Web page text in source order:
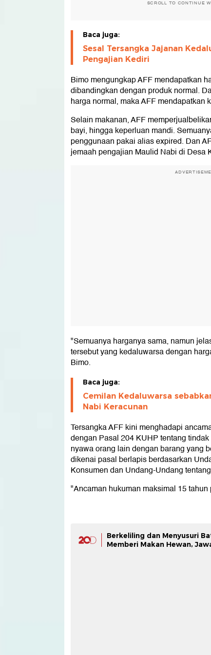
SCROLL TO CONTINUE
Baca juga:
Sesal Tersangka Jajanan
Pengajian Kediri
Bimo mengungkap AFF mendapatkan
dibandingkan dengan produk normal.
harga normal, maka AFF mendapatkan
Selain makanan, AFF
bayi, hingga keperluan mandi.
penggunaan pakai alias expired. Dan
jemaah pengajian Maulid Nabi di Desa
"Semuanya harganya sama, namun
tersebut yang kedaluwarsa dengan
Bimo.
Baca juga:
Cemilan Kedaluwarsa
Nabi Keracunan
Tersangka AFF kini menghadapi
dengan Pasal 204 KUHP tentang
nyawa orang lain dengan barang yang
dikenai pasal berlapis berdasarkan
Konsumen dan Undang-Undang
"Ancaman hukuman maksimal 15
Berkeliling dan Menyusuri
Memberi Makan Hewan,